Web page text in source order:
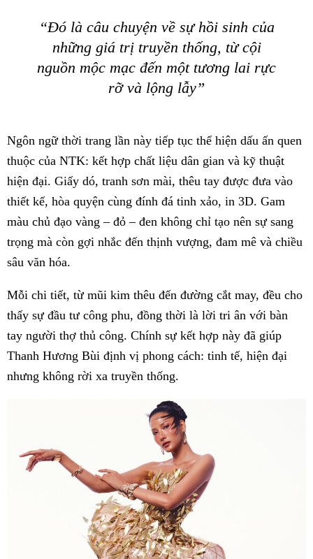
“Đó là câu chuyện về sự hồi sinh của
những giá trị truyền thống, từ cội
nguồn mộc mạc đến một tương lai rực
rỡ và lộng lẫy”
Ngôn ngữ thời trang lần này tiếp tục thể hiện dấu ấn quen
thuộc của NTK: kết hợp chất liệu dân gian và kỹ thuật
hiện đại. Giấy dó, tranh sơn mài, thêu tay được đưa vào
thiết kế, hòa quyện cùng đính đá tinh xảo, in 3D. Gam
màu chủ đạo vàng – đỏ – đen không chỉ tạo nên sự sang
trọng mà còn gợi nhắc đến thịnh vượng, đam mê và chiều
sâu văn hóa.
Mỗi chi tiết, từ mũi kim thêu đến đường cắt may, đều cho
thấy sự đầu tư công phu, đồng thời là lời tri ân với bàn
tay người thợ thủ công. Chính sự kết hợp này đã giúp
Thanh Hương Bùi định vị phong cách: tinh tế, hiện đại
nhưng không rời xa truyền thống.